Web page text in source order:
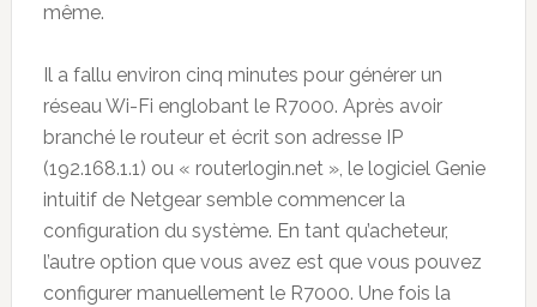
même.
Il a fallu environ cinq minutes pour générer un
réseau Wi-Fi englobant le R7000. Après avoir
branché le routeur et écrit son adresse IP
(192.168.1.1) ou « routerlogin.net », le logiciel Genie
intuitif de Netgear semble commencer la
configuration du système. En tant qu’acheteur,
l’autre option que vous avez est que vous pouvez
configurer manuellement le R7000. Une fois la